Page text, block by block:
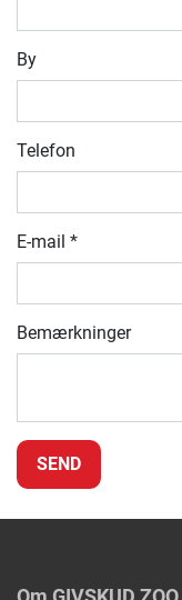
By
Telefon
E-mail *
Bemærkninger